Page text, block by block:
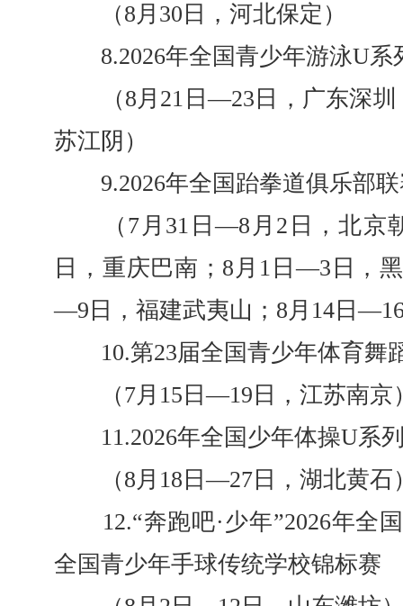
（8月30日，河北保定）
8.2026年全国青少年游泳U系
（8月21日—23日，广东深圳
苏江阴）
9.2026年全国跆拳道俱乐部联
（7月31日—8月2日，北京
日，重庆巴南；8月1日—3日，
—9日，福建武夷山；8月14日
10.第23届全国青少年体育舞
（7月15日—19日，江苏南京
11.2026年全国少年体操U系
（8月18日—27日，湖北黄石
12.“奔跑吧·少年”2026年全
全国青少年手球传统学校锦标赛